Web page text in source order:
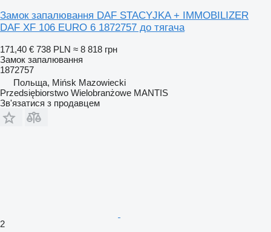
Замок запалювання DAF STACYJKA + IMMOBILIZER
DAF XF 106 EURO 6 1872757 до тягача
171,40 € 738 PLN ≈ 8 818 грн
Замок запалювання
1872757
Польща, Mińsk Mazowiecki
Przedsiębiorstwo Wielobranżowe MANTIS
Зв'язатися з продавцем
2